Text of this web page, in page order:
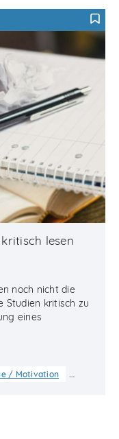
F
lesen
noch nicht die
Studien kritisch zu
eines
/ Motivation …